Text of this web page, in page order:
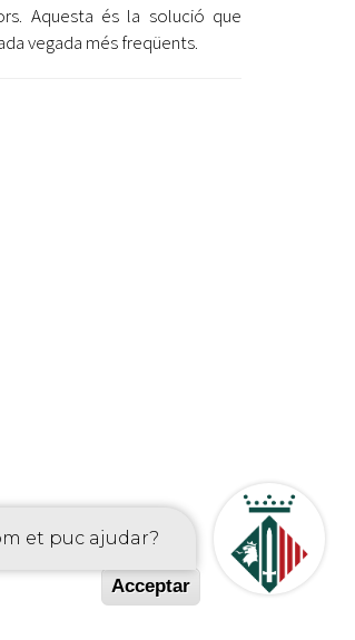
Aquesta és la solució que
vegada més freqüents.
Acceptar